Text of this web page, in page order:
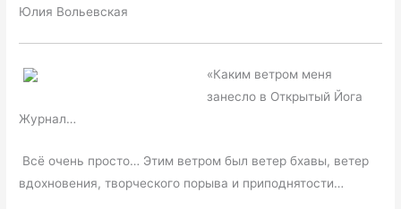
Юлия Вольевская
«Каким ветром меня
занесло в Открытый Йога
Журнал…
Всё очень просто… Этим ветром был ветер бхавы, ветер
вдохновения, творческого порыва и приподнятости…